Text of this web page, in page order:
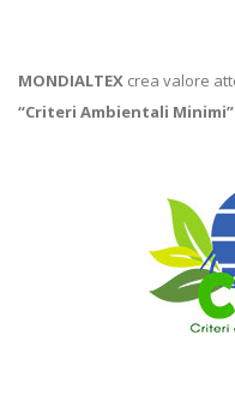
MONDIALTEX crea valore
“Criteri Ambientali Minimi”